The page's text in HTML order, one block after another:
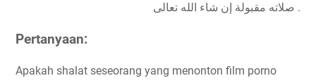
صلاته مقبولة إن شاء الله تعالى .
Pertanyaan:
Apakah shalat seseorang yang menonton film porno